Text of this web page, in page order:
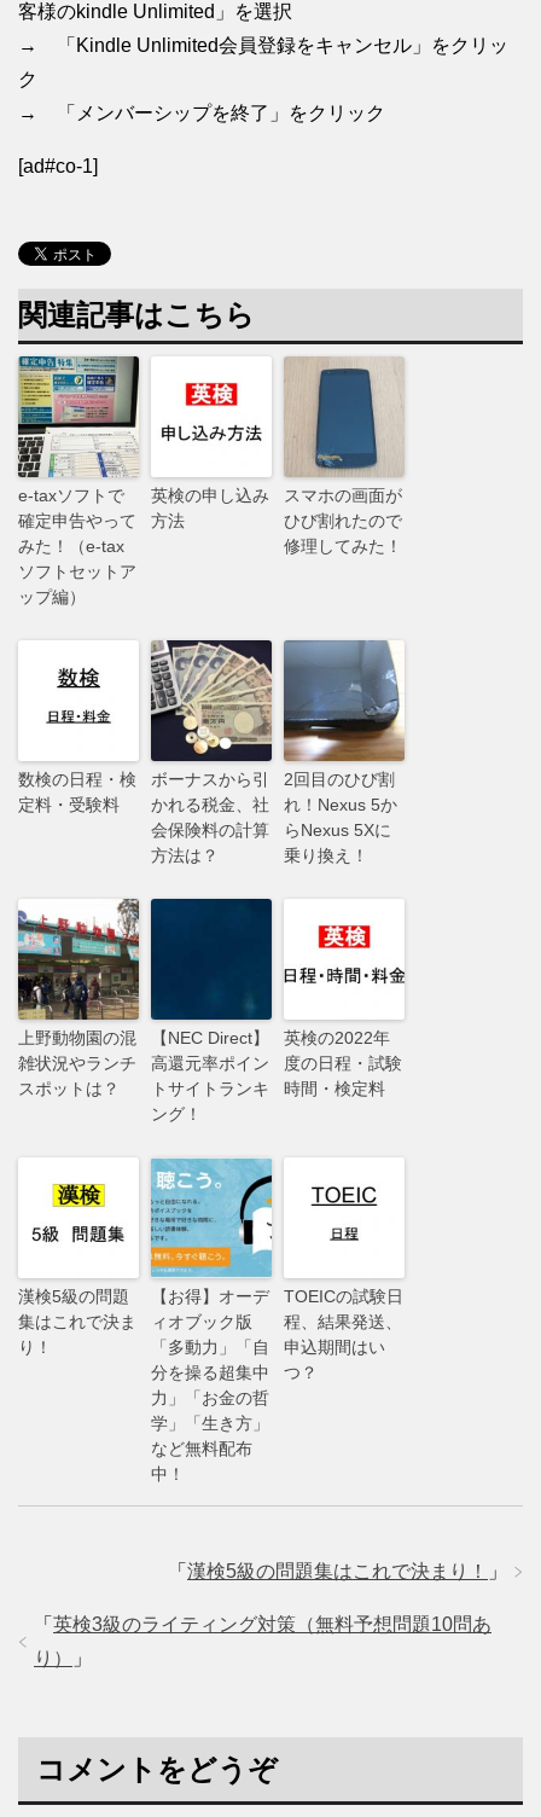
客様のkindle Unlimited」を選択
→ 「Kindle Unlimited会員登録をキャンセル」をクリッ
ク
→ 「メンバーシップを終了」をクリック
[ad#co-1]
関連記事はこちら
e-taxソフトで
確定申告やって
みた！（e-tax
ソフトセットア
ップ編）
英検の申し込み
方法
スマホの画面が
ひび割れたので
修理してみた！
数検の日程・検
定料・受験料
ボーナスから引
かれる税金、社
会保険料の計算
方法は？
2回目のひび割
れ！Nexus 5か
らNexus 5Xに
乗り換え！
上野動物園の混
雑状況やランチ
スポットは？
【NEC Direct】
高還元率ポイン
トサイトランキ
ング！
英検の2022年
度の日程・試験
時間・検定料
漢検5級の問題
集はこれで決ま
り！
【お得】オーデ
ィオブック版
「多動力」「自
分を操る超集中
力」「お金の哲
学」「生き方」
など無料配布
中！
TOEICの試験日
程、結果発送、
申込期間はい
つ？
「 漢検5級の問題集はこれで決まり！ 」
「 英検3級のライティング対策（無料予想問題10問あ
り）
」
コメントをどうぞ